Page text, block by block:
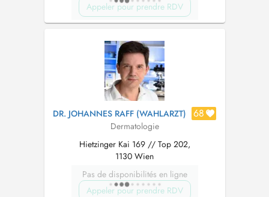
Appeler pour prendre RDV
DR. JOHANNES RAFF (WAHLARZT) 68
Dermatologie
Hietzinger Kai 169 // Top 202,
1130 Wien
Pas de disponibilités en ligne
Appeler pour prendre RDV